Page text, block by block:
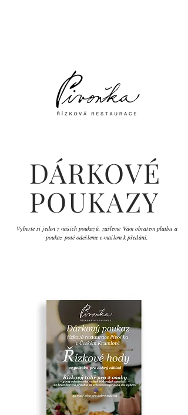
DÁRKOVÉ
POUKAZY
Vyberte si jeden z našich poukazů, zašleme Vám obratem platbu a
poukaz poté odešleme e-mailem k předání.